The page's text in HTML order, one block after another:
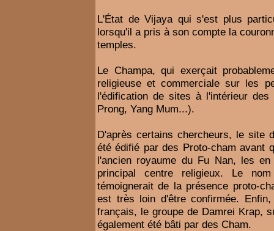
L'État de Vijaya qui s'est plus
lorsqu'il a pris à son compte la
temples.
Le Champa, qui exerçait
religieuse et commerciale sur les
l'édification de sites à l'intérieur
Prong, Yang Mum...).
D'après certains chercheurs, le site
été édifié par des Proto-cham avant
l'ancien royaume du Fu Nan, les
principal centre religieux. Le
témoignerait de la présence proto-
est très loin d'être confirmée.
français, le groupe de Damrei Krap,
également été bâti par des Cham.